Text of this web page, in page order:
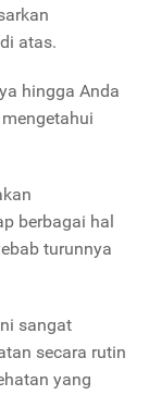
atas.
hingga Anda
berbagai hal
turunnya
sangat
secara rutin
yang